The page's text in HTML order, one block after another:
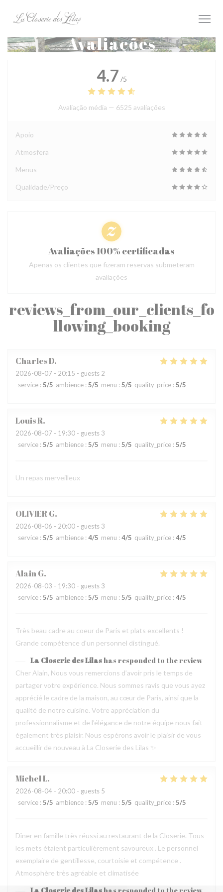
Avaliações
reviews_from_our_clients_fo
llowing_booking
CharlesD
2026-08-07 - 20:15 - guests 2
service : 5/5 ambience : 5/5 menu : 5/5 quality_price : 5/5
LouisR
2026-08-07 - 19:30 - guests 3
service : 5/5 ambience : 5/5 menu : 5/5 quality_price : 5/5
Un repas merveilleux
OLIVIERG
2026-08-06 - 20:00 - guests 3
service : 5/5 ambience : 4/5 menu : 4/5 quality_price : 4/5
AlainG
2026-08-03 - 19:30 - guests 3
service : 5/5 ambience : 5/5 menu : 5/5 quality_price : 4/5
Très beau cadre au coeur de Paris et plats excellents !
Grande compétence d'un personnel distingué.
La Closerie des Lilashas responded to the review
Cher Alain, Nous vous remercions d’avoir pris le temps de
partager votre expérience. Nous sommes ravis que vous ayez
apprécié le cadre de la maison, au cœur de Paris, ainsi que la
qualité de notre cuisine. Votre appréciation du
professionnalisme et de l’élégance de notre équipe nous fait
également très plaisir. Nous espérons avoir le plaisir de vous
accueillir de nouveau à La Closerie des Lilas ✨
MichelL
2026-08-04 - 20:00 - guests 5
service : 5/5 ambience : 5/5 menu : 5/5 quality_price : 5/5
Dîner en famille très réussi au restaurant de la Closerie. Tous
les mets étaient particulièrement savoureux . Le personnel
exemplaire de gentillesse, courtoisie et compétence .
Atmosphère très agréable et climatisée
4.7 /5
Avaliação média — 6525 avaliações
Apoio
Atmosfera
Menus
Qualidade/Preço
Avaliações 100% certificadas
Apenas os clientes que fizeram reservas submeteram
avaliações